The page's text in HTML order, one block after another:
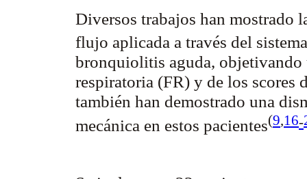
Diversos trabajos han mostrado
flujo aplicada a través del
bronquiolitis aguda,
respiratoria (FR) y de los scores
también han demostrado una
mecánica en estos pacientes(9,16-